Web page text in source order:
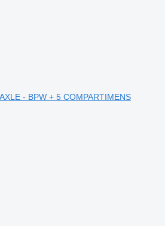
- BPW + 5 COMPARTIMENS